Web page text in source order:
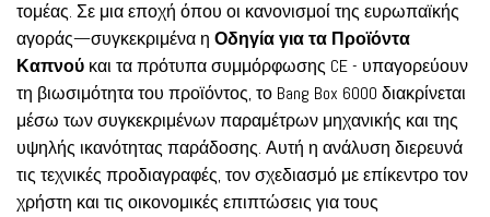
τομέας. Σε μια εποχή όπου οι κανονισμοί της ευρωπαϊκής
αγοράς—συγκεκριμένα η Οδηγία για τα Προϊόντα
Καπνού και τα πρότυπα συμμόρφωσης CE - υπαγορεύουν
τη βιωσιμότητα του προϊόντος, το Bang Box 6000 διακρίνεται
μέσω των συγκεκριμένων παραμέτρων μηχανικής και της
υψηλής ικανότητας παράδοσης. Αυτή η ανάλυση διερευνά
τις τεχνικές προδιαγραφές, τον σχεδιασμό με επίκεντρο τον
χρήστη και τις οικονομικές επιπτώσεις για τους